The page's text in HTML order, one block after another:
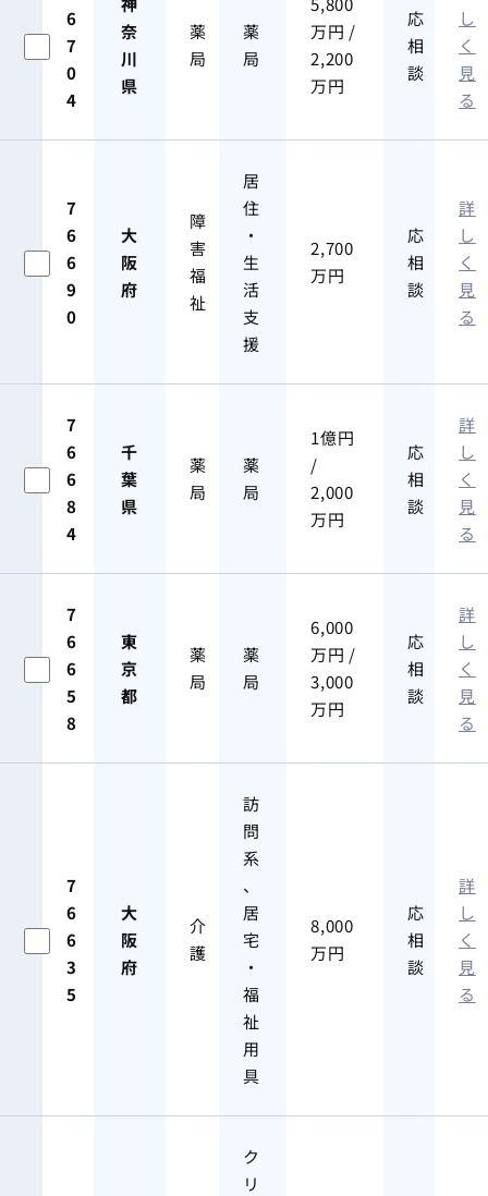
6
7
0
4
奈
川
県
薬
局
薬
局
万円 /
2,200
万円
応
相
談
し
く
見
る
7
6
6
9
0
大
阪
府
障
害
福
祉
居
住
・
生
活
支
援
2,700
万円
応
相
談
詳
し
く
見
る
7
6
6
8
4
千
葉
県
薬
局
薬
局
1億円
/
2,000
万円
応
相
談
詳
し
く
見
る
7
6
6
5
8
東
京
都
薬
局
薬
局
6,000
万円 /
3,000
万円
応
相
談
詳
し
く
見
る
7
6
6
3
5
大
阪
府
介
護
訪
問
系
、
居
宅
・
福
祉
用
具
8,000
万円
応
相
談
詳
し
く
見
る
ク
リ